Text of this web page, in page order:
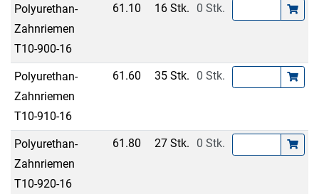
Polyurethan-
Zahnriemen
T10-900-16
61.10 16 Stk. 0 Stk.
Polyurethan-
Zahnriemen
T10-910-16
61.60 35 Stk. 0 Stk.
Polyurethan-
Zahnriemen
T10-920-16
61.80 27 Stk. 0 Stk.